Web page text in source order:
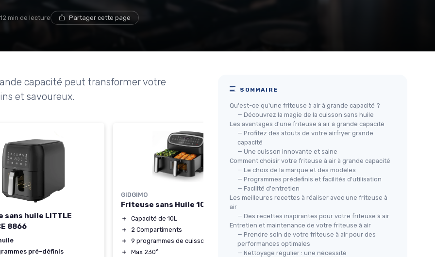
12 min de lecture Partager cette page
capacité peut transformer votre
et savoureux.
sans huile LITTLE
8866
pré-définis
GIDGIMO
Friteuse sans Huile 10L
＋
Capacité de 10L
＋
2 Compartiments
＋
9 programmes de cuisson
＋
Max 230°
AIR FRYER - ÉDITION COULEUR
inclus
＋ Recettes saines
SOMMAIRE
Qu'est-ce qu'une friteuse à air à grande capacité ?
— Découvrez la magie de la cuisson sans huile
Les avantages d'une friteuse à air à grande capacité
— Profitez des atouts de votre airfryer grande
capacité
— Une cuisson innovante et saine
Comment choisir votre friteuse à air à grande capacité
— Le choix de la marque et des modèles
— Programmes prédefinis et facilités d'utilisation
— Facilité d'entretien
Les meilleures recettes à réaliser avec une friteuse à
air
— Des recettes inspirantes pour votre friteuse à air
Entretien et maintenance de votre friteuse à air
— Prendre soin de votre friteuse à air pour des
performances optimales
— Nettoyage régulier : une nécessité